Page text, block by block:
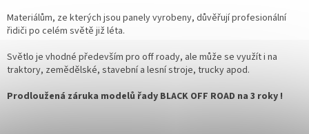
Materiálům, ze kterých jsou panely vyrobeny, důvěřují profesionální
řidiči po celém světě již léta.
Světlo je vhodné především pro off roady, ale může se využít i na
traktory, zemědělské, stavební a lesní stroje, trucky apod.
Prodloužená záruka modelů řady BLACK OFF ROAD na 3 roky !